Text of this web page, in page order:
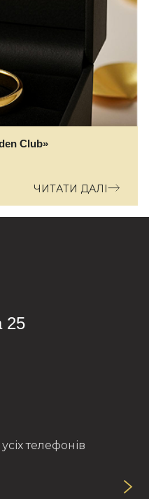
Club»
ЧИТАТИ ДАЛІ
25
телефонів